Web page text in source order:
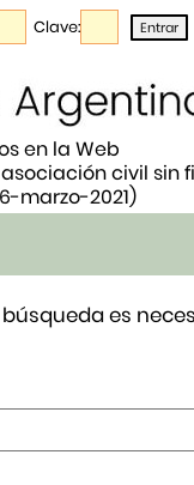
Clave:
en la Web
civil sin
marzo-2021)
es